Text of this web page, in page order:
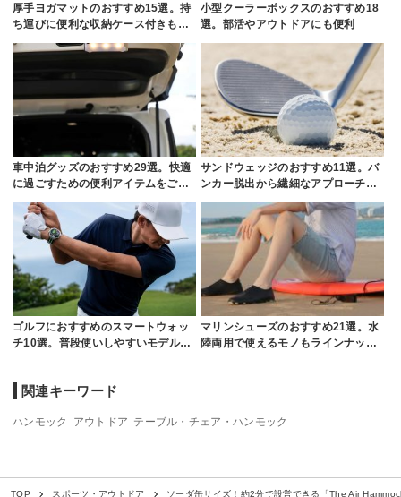
厚手ヨガマットのおすすめ15選。持
ち運びに便利な収納ケース付きも…
小型クーラーボックスのおすすめ18
選。部活やアウトドアにも便利
車中泊グッズのおすすめ29選。快適
に過ごすための便利アイテムをご…
サンドウェッジのおすすめ11選。バ
ンカー脱出から繊細なアプローチ…
ゴルフにおすすめのスマートウォッ
チ10選。普段使いしやすいモデル…
マリンシューズのおすすめ21選。水
陸両用で使えるモノもラインナッ…
関連キーワード
ハンモック アウトドア テーブル・チェア・ハンモック
TOP スポーツ・アウトドア ソーダ缶サイズ！約2分で設営できる「The Air